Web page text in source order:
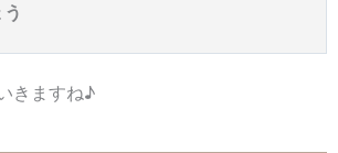
きますね♪